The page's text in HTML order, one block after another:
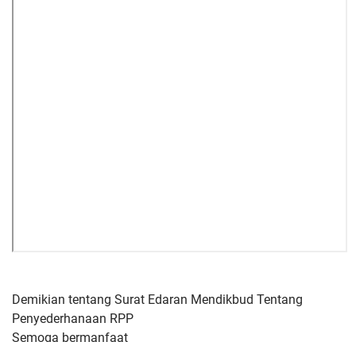
Demikian tentang Surat Edaran Mendikbud Tentang
Penyederhanaan RPP
Semoga bermanfaat